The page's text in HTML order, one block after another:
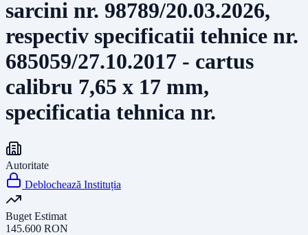
sarcini nr. 98789/20.03.2026,
respectiv specificatii tehnice nr.
685059/27.10.2017 - cartus
calibru 7,65 x 17 mm,
specificatia tehnica nr.
Autoritate
Deblochează Instituția
Buget Estimat
145.600 RON